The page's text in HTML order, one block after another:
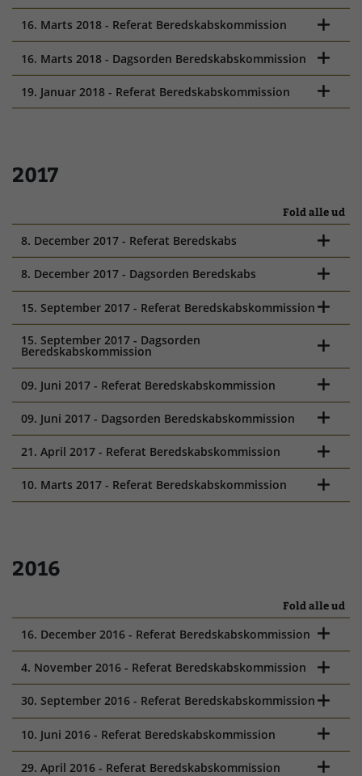
16. Marts 2018 - Referat Beredskabskommission
16. Marts 2018 - Dagsorden Beredskabskommission
19. Januar 2018 - Referat Beredskabskommission
2017
Fold alle ud
8. December 2017 - Referat Beredskabs
8. December 2017 - Dagsorden Beredskabs
15. September 2017 - Referat Beredskabskommission
15. September 2017 - Dagsorden
Beredskabskommission
09. Juni 2017 - Referat Beredskabskommission
09. Juni 2017 - Dagsorden Beredskabskommission
21. April 2017 - Referat Beredskabskommission
10. Marts 2017 - Referat Beredskabskommission
2016
Fold alle ud
16. December 2016 - Referat Beredskabskommission
4. November 2016 - Referat Beredskabskommission
30. September 2016 - Referat Beredskabskommission
10. Juni 2016 - Referat Beredskabskommission
29. April 2016 - Referat Beredskabskommission